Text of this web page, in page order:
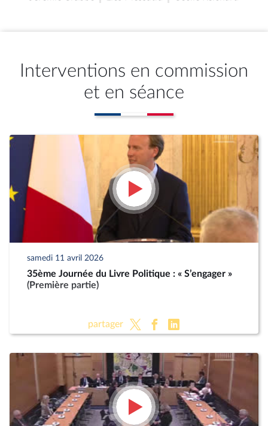
Interventions en commission
et en séance
samedi 11 avril 2026
35ème Journée du Livre Politique : « S’engager »
(Première partie)
partager